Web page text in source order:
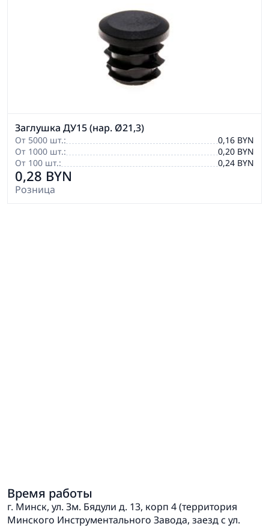
Заглушка ДУ15 (нар. Ø21,3)
От 5000 шт.:
0,16 BYN
От 1000 шт.:
0,20 BYN
От 100 шт.:
0,24 BYN
0,28 BYN
Розница
Время работы
г. Минск, ул. Зм. Бядули д. 13, корп 4 (территория
Минского Инструментального Завода, заезд с ул.